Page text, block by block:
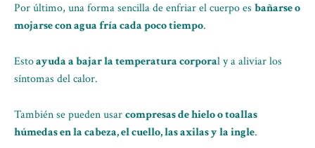
Por último, una forma sencilla de enfriar el cuerpo es bañarse o
mojarse con agua fría cada poco tiempo.
Estoayuda a bajar la temperatura corporal y a aliviar los
síntomas del calor.
También se pueden usarcompresas de hielo o toallas
húmedas en la cabeza, el cuello, las axilas y la ingle.